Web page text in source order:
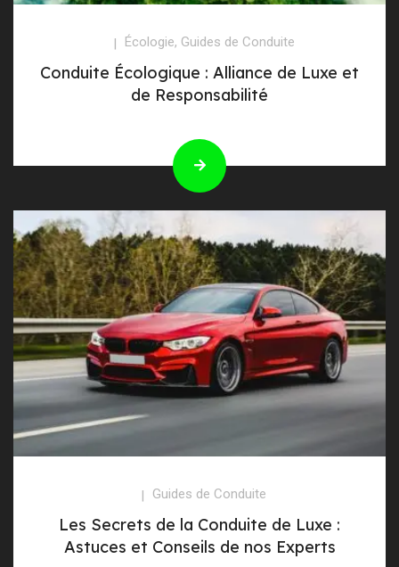
Écologie, Guides de Conduite
Conduite Écologique : Alliance de Luxe et
de Responsabilité
Guides de Conduite
Les Secrets de la Conduite de Luxe :
Astuces et Conseils de nos Experts